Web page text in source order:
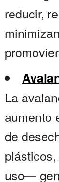
reducir,
La
aumento
de
uso—